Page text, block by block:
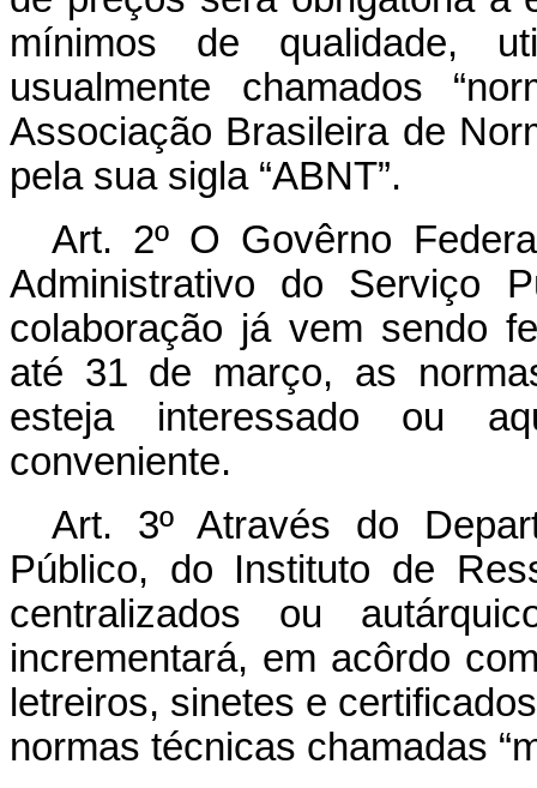
mínimos de qualidade,
usualmente chamados
Associação Brasileira de
pela sua sigla “ABNT”.
Art. 2º O Govêrno
Administrativo do Serviço
colaboração já vem sendo
até 31 de março, as
esteja interessado ou
conveniente.
Art. 3º Através do
Público, do Instituto de
centralizados ou
incrementará, em acôrdo
letreiros, sinetes e
normas técnicas chamadas